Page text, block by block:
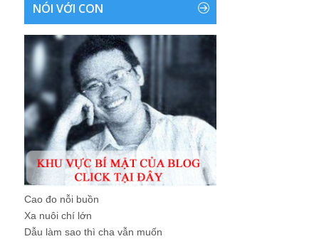
NÓI VỚI CON
Cao đo nỗi buồn
Xa nuôi chí lớn
Dẫu làm sao thì cha vẫn muốn